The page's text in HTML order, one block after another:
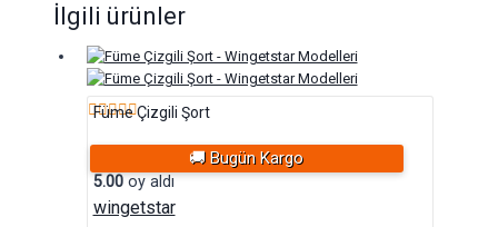
İlgili ürünler
🚚 Bugün Kargo
Füme Çizgili Şort
5.00oy aldı
wingetstar